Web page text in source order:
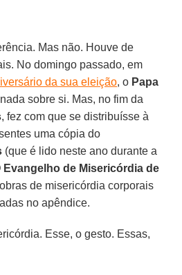
Mas não. Houve de
No domingo passado, em
da sua eleição, o Papa
sobre si. Mas, no fim da
, fez com que se distribuísse à
uma cópia do
(que é lido neste ano durante a
Evangelho de Misericórdia de
de misericórdia corporais
no apêndice.
Esse, o gesto. Essas,